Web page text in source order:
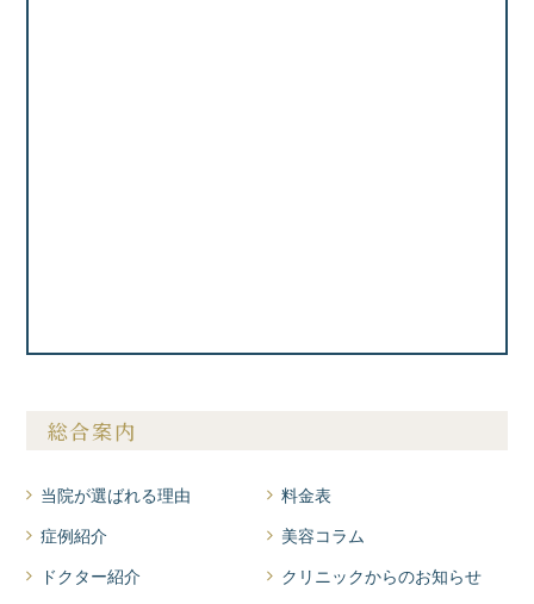
総合案内
当院が選ばれる理由
症例紹介
ドクター紹介
料金表
美容コラム
クリニックからのお知らせ